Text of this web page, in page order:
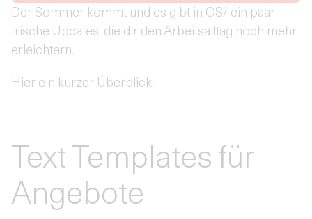
Der Sommer kommt und es gibt in OS/ ein paar
frische Updates, die dir den Arbeitsalltag noch mehr
erleichtern.
Hier ein kurzer Überblick:
Text Templates für
Angebote